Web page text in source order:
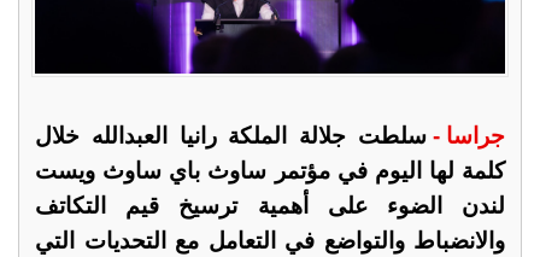
جراسا - سلطت جلالة الملكة رانيا العبدالله خلال
كلمة لها اليوم في مؤتمر ساوث باي ساوث ويست
لندن الضوء على أهمية ترسيخ قيم التكاتف
والانضباط والتواضع في التعامل مع التحديات التي